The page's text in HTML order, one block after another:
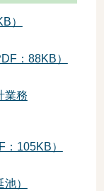
）
：88KB）
業務
105KB）
）